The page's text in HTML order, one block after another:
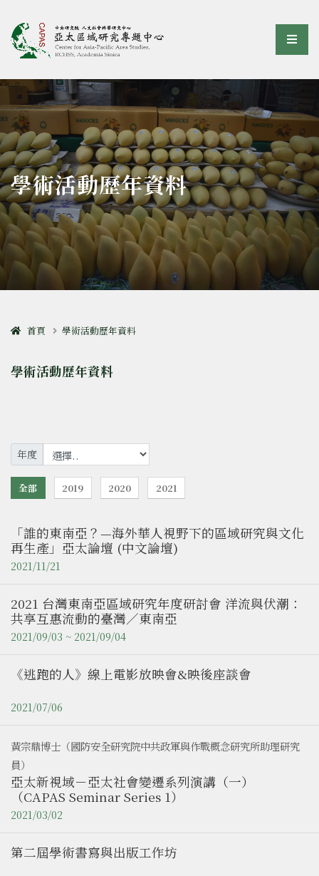
亞太區域研究專題中心選
:::
學術活動歷年資料
首頁 學術活動歷年資料
學術活動歷年資料
年度
全部 2019 2020 2021
「誰的東南亞？—海外華人視野下的區域研究與文化
再生產」亞太論壇 (中文論壇)
2021/11/21
2021 台灣東南亞區域研究年度研討會 洋流與伏潮：
共享互惠流動的臺灣／東南亞
2021/09/03 ~ 2021/09/04
《逃跑的人》線上電影放映會&映後座談會
2021/07/06
黃宗鼎博士（國防安全研究院中共政軍與作戰概念研究所助理研究
員）
亞太新視域－亞太社會變遷系列演講（一）
（CAPAS Seminar Series 1）
2021/03/02
第二屆學術書寫與出版工作坊